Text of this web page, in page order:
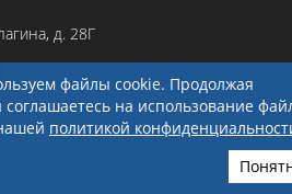
д. 28Г
файлы cookie. Продолжая
соглашаетесь на использование
политикой